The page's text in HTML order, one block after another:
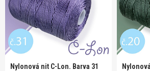
Nylonová nit C-Lon. Barva 31